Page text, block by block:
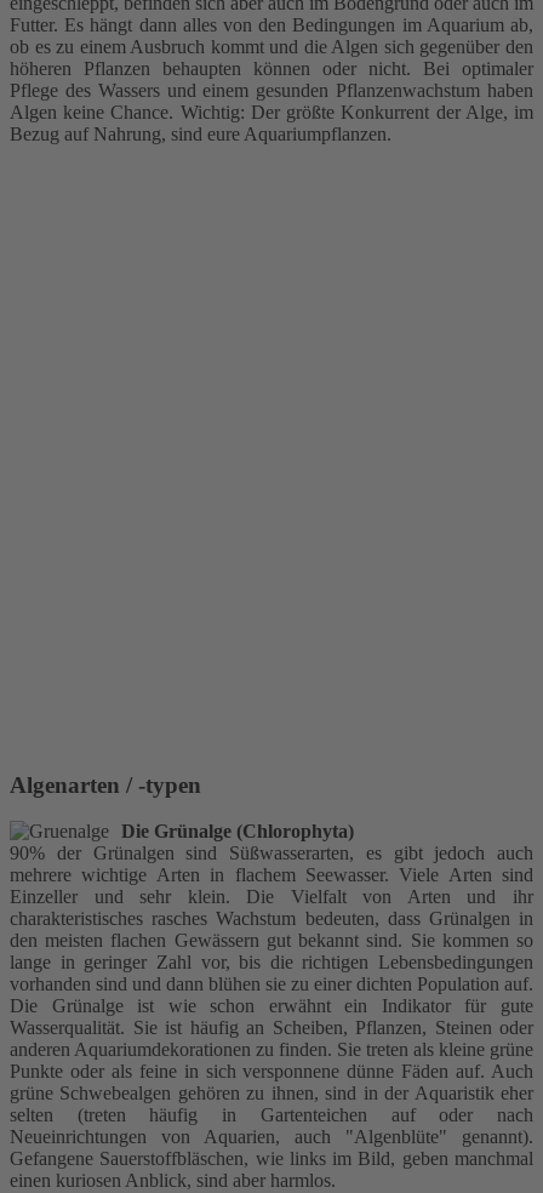
Futter. Es hängt dann alles von den Bedingungen im Aquarium ab,
ob es zu einem Ausbruch kommt und die Algen sich gegenüber den
höheren Pflanzen behaupten können oder nicht. Bei optimaler
Pflege des Wassers und einem gesunden Pflanzenwachstum haben
Algen keine Chance. Wichtig: Der größte Konkurrent der Alge, im
Bezug auf Nahrung, sind eure Aquariumpflanzen.
Algenarten / -typen
Die Grünalge (Chlorophyta)
90% der Grünalgen sind Süßwasserarten, es gibt jedoch auch
mehrere wichtige Arten in flachem Seewasser. Viele Arten sind
Einzeller und sehr klein. Die Vielfalt von Arten und ihr
charakteristisches rasches Wachstum bedeuten, dass Grünalgen in
den meisten flachen Gewässern gut bekannt sind. Sie kommen so
lange in geringer Zahl vor, bis die richtigen Lebensbedingungen
vorhanden sind und dann blühen sie zu einer dichten Population auf.
Die Grünalge ist wie schon erwähnt ein Indikator für gute
Wasserqualität. Sie ist häufig an Scheiben, Pflanzen, Steinen oder
anderen Aquariumdekorationen zu finden. Sie treten als kleine grüne
Punkte oder als feine in sich versponnene dünne Fäden auf. Auch
grüne Schwebealgen gehören zu ihnen, sind in der Aquaristik eher
selten (treten häufig in Gartenteichen auf oder nach
Neueinrichtungen von Aquarien, auch "Algenblüte" genannt).
Gefangene Sauerstoffbläschen, wie links im Bild, geben manchmal
einen kuriosen Anblick, sind aber harmlos.